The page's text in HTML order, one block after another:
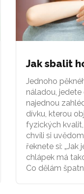
Jak sbalit
Jednoho
náladou,
najednou
dívku, kterou
fyzických
chvíli si
řeknete si: „Jak
chlápek má
Co dělám